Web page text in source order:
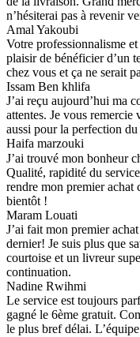
n’hésiterai pas à revenir
Amal Yakoubi
Votre professionnalisme
plaisir de bénéficier d’un
chez vous et ça ne serait
Issam Ben khlifa
J’ai reçu aujourd’hui ma
attentes. Je vous
aussi pour la perfection
Haifa marzouki
J’ai trouvé mon bonheur
Qualité, rapidité du
rendre mon premier achat
bientôt !
Maram Louati
J’ai fait mon premier
dernier! Je suis plus que
courtoise et un livreur
continuation.
Nadine Rwihmi
Le service est toujours
gagné le 6ème gratuit.
le plus bref délai.